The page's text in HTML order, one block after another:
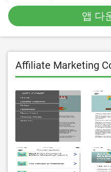
앱 다
Affiliate Marketing